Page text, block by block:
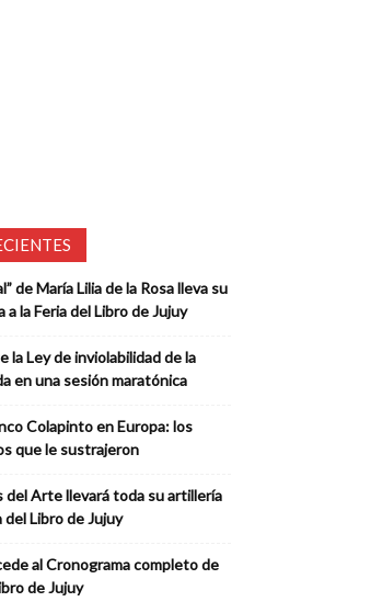
de María Lilia de la Rosa lleva su
a la Feria del Libro de Jujuy
la Ley de inviolabilidad de la
en una sesión maratónica
Colapinto en Europa: los
que le sustrajeron
del Arte llevará toda su artillería
del Libro de Jujuy
al Cronograma completo de
de Jujuy